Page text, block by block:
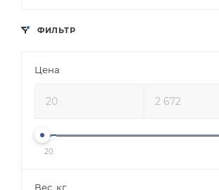
ФИЛЬТР
Цена
20
Вес, кг